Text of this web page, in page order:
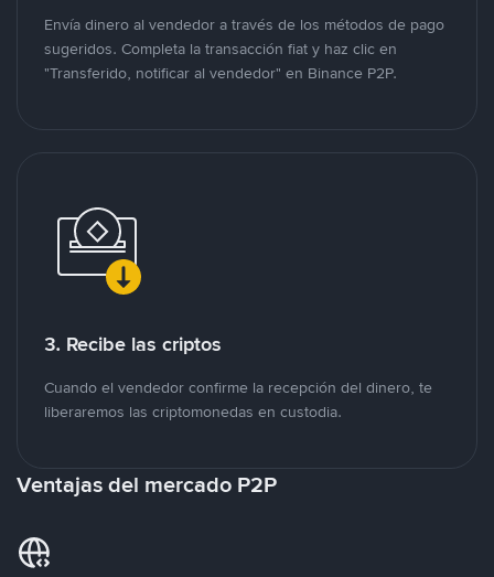
Envía dinero al vendedor a través de los métodos de pago
sugeridos. Completa la transacción fiat y haz clic en
"Transferido, notificar al vendedor" en Binance P2P.
3. Recibe las criptos
Cuando el vendedor confirme la recepción del dinero, te
liberaremos las criptomonedas en custodia.
Ventajas del mercado P2P